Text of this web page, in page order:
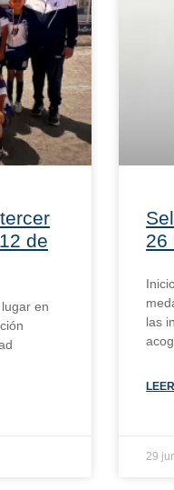
de
en
26
las
29